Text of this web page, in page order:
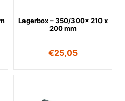
Lagerbox – 350/300x 210 x
200 mm
€25,05